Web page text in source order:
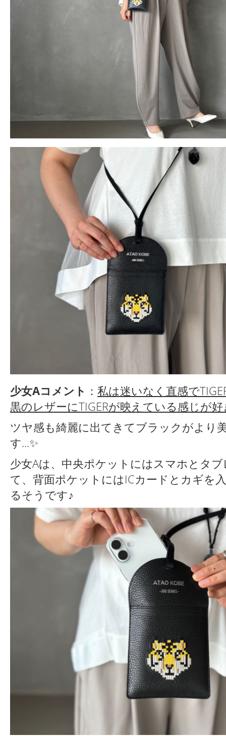
少女Aコメント ： 私は迷いなく直感で
黒のレザーにTIGERが映えている感じが
ツヤ感も綺麗に出てきてブラックがより
す...✨
少女Aは、中央ポケットにはスマホとタ
て、背面ポケットにはICカードとカギを
るそうです♪